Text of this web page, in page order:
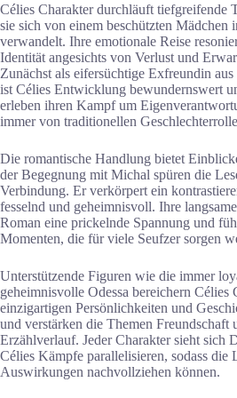
Célies Charakter durchläuft tiefgreifende
sie sich von einem beschützten Mädchen
verwandelt. Ihre emotionale Reise
Identität angesichts von Verlust und
Zunächst als eifersüchtige Exfreundin
ist Célies Entwicklung bewundernswert
erleben ihren Kampf um
immer von traditionellen
Die romantische Handlung bietet
der Begegnung mit Michal spüren die
Verbindung. Er verkörpert ein
fesselnd und geheimnisvoll. Ihre
Roman eine prickelnde Spannung und
Momenten, die für viele Seufzer sorgen
Unterstützende Figuren wie die immer
geheimnisvolle Odessa bereichern Célies
einzigartigen Persönlichkeiten und
und verstärken die Themen Freundschaft
Erzählverlauf. Jeder Charakter sieht sich
Célies Kämpfe parallelisieren, sodass die
Auswirkungen nachvollziehen können.